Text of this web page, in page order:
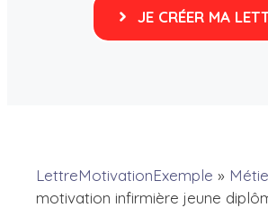
JE CRÉER MA
LettreMotivationExemple »
motivation infirmière jeune